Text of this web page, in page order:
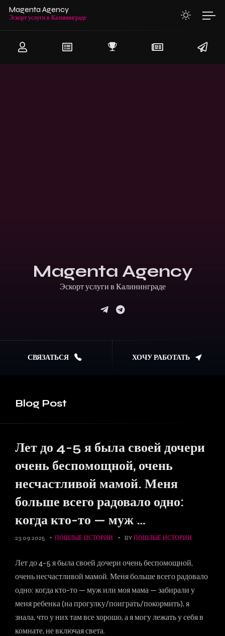
Magenta Agency
Эскорт услуги в Калининграде
Magenta Agency
Эскорт услуги в Калининграде
СВЯЗАТЬСЯ ХОЧУ РАБОТАТЬ
Blog Post
Лет до 4-5 я была своей дочери
очень беспомощной, очень
несчастливой мамой. Меня
больше всего радовало одно:
когда кто-то — муж …
23.09.2025 ПОШЛЫЕ ИСТОРИИ BY ПОШЛЫЕ ИСТОРИИ
Лет до 4-5 я была своей дочери очень беспомощной,
очень несчастливой мамой. Меня больше всего радовало
одно: когда кто-то — муж или моя мама — забирали у
меня ребенка (на прогулку/поиграть/покормить), я
знала, что у них там все хорошо, а я могу лежать у себя в
комнате, не включая света.